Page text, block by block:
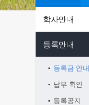
학사안내
등록안내
등록금 안내
납부 확인
등록공지